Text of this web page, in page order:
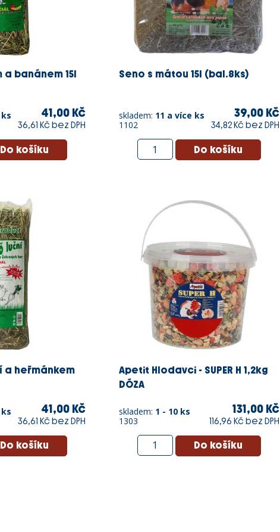
banánem 15l
41,00 Kč
36,61 Kč bez DPH
Seno s mátou 15l (bal.8ks)
skladem: 11 a více ks
1102
39,00 Kč
34,82 Kč bez DPH
a heřmánkem
41,00 Kč
36,61 Kč bez DPH
Apetit Hlodavci - SUPER H 1,2kg
DÓZA
skladem: 1 - 10 ks
1303
131,00 Kč
116,96 Kč bez DPH